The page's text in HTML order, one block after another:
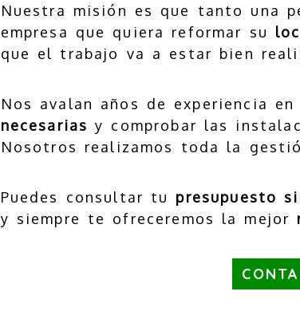
Nuestra misión es que tanto una
empresa que quiera reformar su
que el trabajo va a estar bien
Nos avalan años de experiencia
necesarias y comprobar las
Nosotros realizamos toda la
Puedes consultar tu presupuesto
y siempre te ofreceremos la mejor